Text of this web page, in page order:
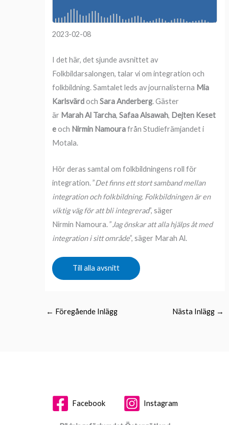
2023-02-08
I det här, det sjunde avsnittet av
Folkbildarsalongen, talar vi om integration och
folkbildning. Samtalet leds av journalisterna Mia
Karlsvärd ochSara Anderberg. Gäster
är Marah Al Tarcha,Safaa Alsawah, Dejten Keset
eoch Nirmin Namourafrån Studiefrämjandet i
Motala.
Hör deras samtal om folkbildningens roll för
integration. ”Det finns ett stort samband mellan
integration och folkbildning. Folkbildningen är en
viktig väg för att bli integrerad”, säger
Nirmin Namoura. ” Jag önskar att alla hjälps åt med
integration i sitt område”, säger Marah Al.
Till alla avsnitt
← Föregående Inlägg Nästa Inlägg →
Facebook Instagram